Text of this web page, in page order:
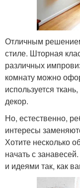
Отличным
стиле. Шторная
различных
комнату можно
используется
декор.
Но, естественно,
интересы
Хотите несколько
начать с
и идеями так, как